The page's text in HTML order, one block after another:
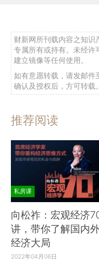
财新网所刊载内容之知识
专属所有或持有。未经许
建立镜像等任何使用。
如有意愿转载，请发邮件
确认及授权后，方可转载。
推荐阅读
私房课
向松祚：宏观经济
讲，带你了解国内
经济大局
2022年04月06日